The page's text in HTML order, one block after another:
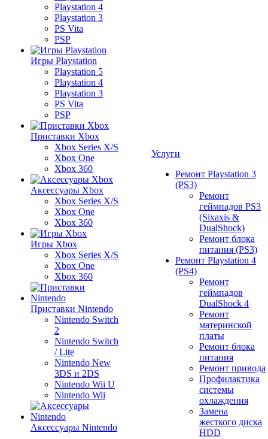
Playstation 4
Playstation 3
PS Vita
PSP
Игры Playstation
Playstation 5
Playstation 4
Playstation 3
PS Vita
PSP
Приставки Xbox
Xbox Series X/S
Xbox One
Xbox 360
Аксессуары Xbox
Xbox Series X/S
Xbox One
Xbox 360
Игры Xbox
Xbox Series X/S
Xbox One
Xbox 360
Приставки Nintendo
Nintendo Switch
2
Nintendo Switch
/ Lite
Nintendo New
3DS и 2DS
Nintendo Wii U
Nintendo Wii
Аксессуары Nintendo
Услуги
Ремонт Playstation 3
(PS3)
Ремонт
геймпадов PS3
(Sixaxis &
DualShock)
Ремонт блока
питания (PS3)
Ремонт Playstation 4
(PS4)
Ремонт
геймпадов
DualShock 4
Ремонт
материнской
платы
Ремонт блока
питания
Ремонт привода
Профилактика
системы
охлаждения
Замена
жесткого диска
HDD